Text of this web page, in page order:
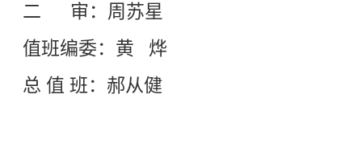
二 审：周苏星
值班编委：黄 烨
总 值 班：郝从健